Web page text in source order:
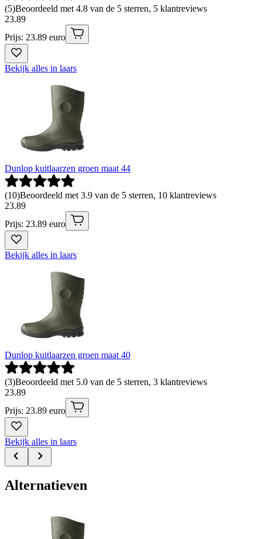
(5)Beoordeeld met 4.8 van de 5 sterren, 5 klantreviews
23.89
Prijs: 23.89 euro
Bekijk alles in laars
Dunlop kuitlaarzen groen maat 44
(10)Beoordeeld met 3.9 van de 5 sterren, 10 klantreviews
23.89
Prijs: 23.89 euro
Bekijk alles in laars
Dunlop kuitlaarzen groen maat 40
(3)Beoordeeld met 5.0 van de 5 sterren, 3 klantreviews
23.89
Prijs: 23.89 euro
Bekijk alles in laars
Alternatieven